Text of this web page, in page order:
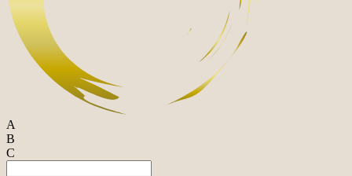
A
B
C